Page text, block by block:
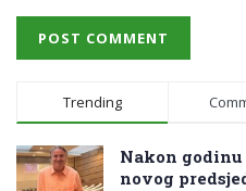
Trending
Nakon godinu
novog